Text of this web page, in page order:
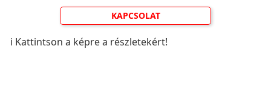
KAPCSOLAT
ℹ️ Kattintson a képre a részletekért!